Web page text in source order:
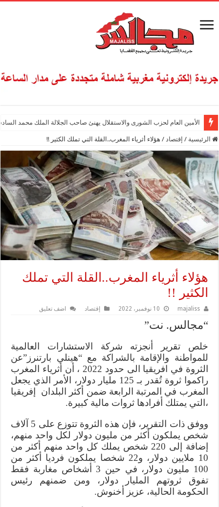
الأمين العام لحزب الشورى والاستقلال يهنئ صاحب الجلالة الملك محمد
الرئيسية / إقتصاد / هؤلاء أثرياء المغرب..القلة التي تملك الكثير !!
هؤلاء أثرياء المغرب..القلة التي تملك
الكثير !!
majaliss 10 نوفمبر، 2022 إقتصاد اضف تعليق
“مجالس. نت”
خلص تقرير أنجزته شركة الاستشارات العالمية
للمواطنة والإقامة بالشراكة مع “هينلي بارتنرز”عن
الثروة في افريقيا الى حدود 2022 ، أن أثرياء المغرب
راكموا ثروة تُقدر بـ 125 مليار دولار، الأمر الذي يجعل
المغرب في المرتبة الرابعة ضمن أكثر البلدان إفريقيا
،التي يمتلك أفرادها ثروات مالية كبيرة.
ووفق ذات التقرير، فإن هذه الثروة تتوزع على 5 آلاف
شخص يملكون أكثر من مليون دولار لكل واحد منهم،
إضافة إلى 220 شخص يملك كل واحد منهم أكثر من
10 ملايين دولار، و22 شخصا يملكون فرديا أكثر من
100 مليون دولار، في حين 3 أشخاص مغاربة فقط
تفوق ثروتهم المليار دولار، ومن ضمنهم رئيس
الحكومة الحالية، عزيز أخنوش.